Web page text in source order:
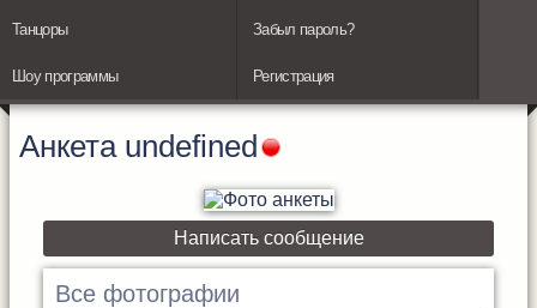
Танцоры
Шоу программы
Забыл пароль?
Регистрация
Анкета undefined
Написать сообщение
Все фотографии